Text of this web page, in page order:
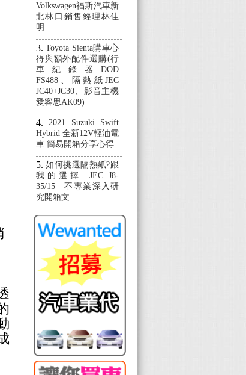
Volkswagen福斯汽車新
北林口銷售經理林佳
明
Toyota Sienta購車心
得與額外配件選購(行
車紀錄器DOD
FS488、隔熱紙JEC
JC40+JC30、影音主機
愛客思AK09)
2021 Suzuki Swift
Hybrid 全新12V輕油電
車 簡易開箱分享心得
如何挑選隔熱紙?跟
我的選擇—JEC J8-
35/15—不專業深入研
究開箱文